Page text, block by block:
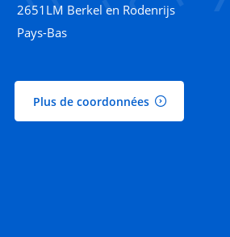
2651LM Berkel en Rodenrijs
Pays-Bas
Plus de coordonnées